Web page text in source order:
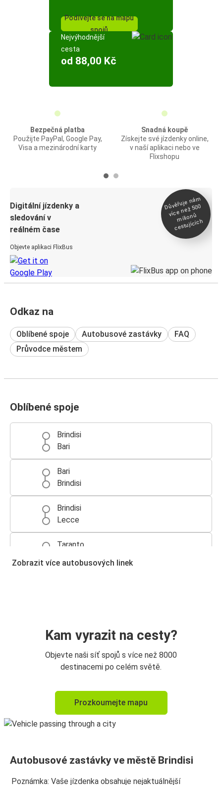
Podívejte se na mapu
spojů
Nejvýhodnější
cesta
od 88,00 Kč
Bezpečná platba
Použijte PayPal, Google Pay,
Visa a mezinárodní karty
Snadná koupě
Získejte své jízdenky online,
v naší aplikaci nebo ve
Flixshopu
Digitální jízdenky a
sledování v
reálném čase
Objevte aplikaci FlixBus
Důvěřuje ná
m
více než 500
milionů
cestujících
Odkaz na
Oblíbené spoje Autobusové zastávky
FAQ
Průvodce městem
Oblíbené spoje
Brindisi
Bari
Bari
Brindisi
Brindisi
Lecce
Taranto
Zobrazit více autobusových linek
Kam vyrazit na cesty?
Objevte naši síť spojů s více než 8000
destinacemi po celém světě.
Prozkoumejte mapu
Autobusové zastávky ve městě Brindisi
Poznámka: Vaše jízdenka obsahuje nejaktuálnější